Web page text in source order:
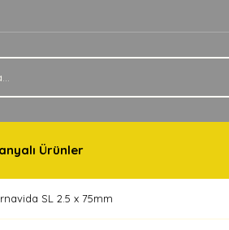
Ürünler
SL 2.5 x 75mm